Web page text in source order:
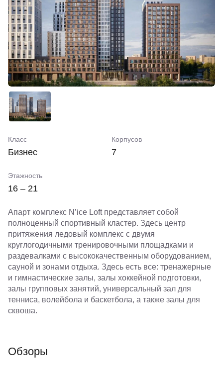
Класс
Бизнес
Корпусов
7
Этажность
16 – 21
Апарт комплекс N’ice Loft представляет собой
полноценный спортивный кластер. Здесь центр
притяжения ледовый комплекс с двумя
круглогодичными тренировочными площадками и
раздевалками с высококачественным оборудованием,
сауной и зонами отдыха. Здесь есть все: тренажерные
и гимнастические залы, залы хоккейной подготовки,
залы групповых занятий, универсальный зал для
тенниса, волейбола и баскетбола, а также залы для
сквоша.
Обзоры